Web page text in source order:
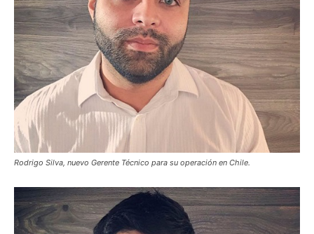
Rodrigo Silva, nuevo Gerente Técnico para su operación en Chile.